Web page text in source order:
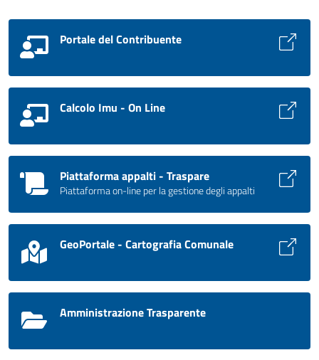
Portale del Contribuente
Calcolo Imu - On Line
Piattaforma appalti - Traspare
Piattaforma on-line per la gestione degli appalti
GeoPortale - Cartografia Comunale
Amministrazione Trasparente